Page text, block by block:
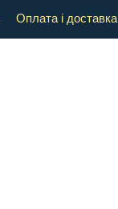
Оплата і доставка